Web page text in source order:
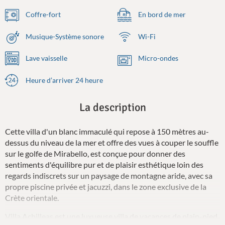
Coffre-fort En bord de mer
Musique-Système sonore Wi-Fi
Lave vaisselle Micro-ondes
Heure d’arriver 24 heure
La description
Cette villa d'un blanc immaculé qui repose à 150 mètres au-
dessus du niveau de la mer et offre des vues à couper le souffle
sur le golfe de Mirabello, est conçue pour donner des
sentiments d'équilibre pur et de plaisir esthétique loin des
regards indiscrets sur un paysage de montagne aride, avec sa
propre piscine privée et jacuzzi, dans le zone exclusive de la
Crète orientale.